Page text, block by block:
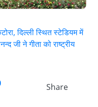
दिल्ली स्थित स्टेडियम में
जी ने गीता को राष्ट्रीय
Share